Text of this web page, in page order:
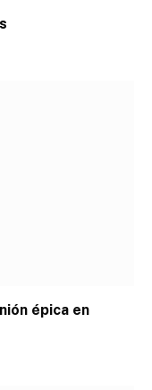
épica en